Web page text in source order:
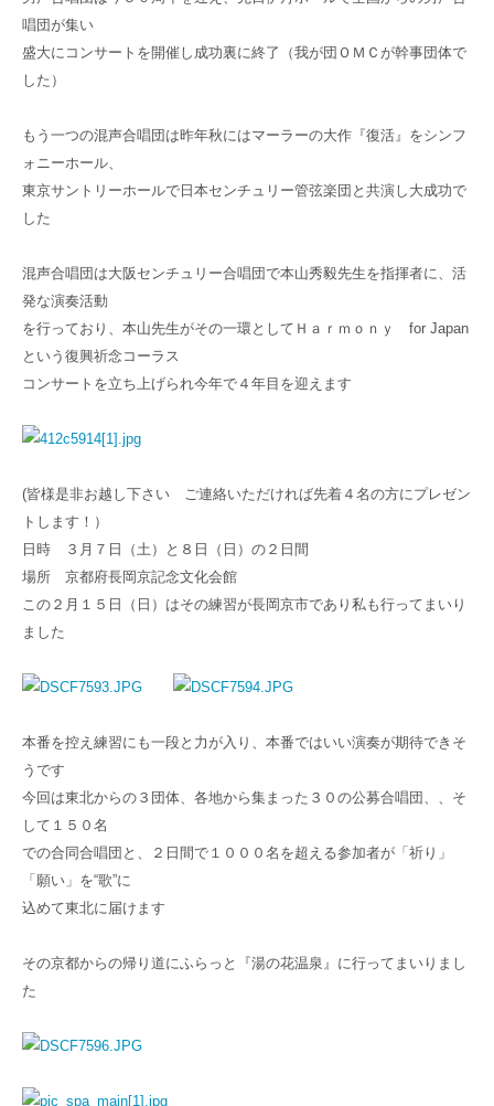
唱団が集い
盛大にコンサートを開催し成功裏に終了（我が団ＯＭＣが幹事団体で
した）
もう一つの混声合唱団は昨年秋にはマーラーの大作『復活』をシンフ
ォニーホール、
東京サントリーホールで日本センチュリー管弦楽団と共演し大成功で
した
混声合唱団は大阪センチュリー合唱団で本山秀毅先生を指揮者に、活
発な演奏活動
を行っており、本山先生がその一環としてＨａｒｍｏｎｙ for Japan
という復興祈念コーラス
コンサートを立ち上げられ今年で４年目を迎えます
(皆様是非お越し下さい ご連絡いただければ先着４名の方にプレゼン
トします！）
日時 ３月７日（土）と８日（日）の２日間
場所 京都府長岡京記念文化会館
この２月１５日（日）はその練習が長岡京市であり私も行ってまいり
ました
本番を控え練習にも一段と力が入り、本番ではいい演奏が期待できそ
うです
今回は東北からの３団体、各地から集まった３０の公募合唱団、、そ
して１５０名
での合同合唱団と、２日間で１０００名を超える参加者が「祈り」
「願い」を“歌”に
込めて東北に届けます
その京都からの帰り道にふらっと『湯の花温泉』に行ってまいりまし
た